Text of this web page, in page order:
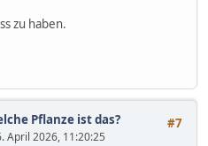
zu haben.
#7
Pflanze ist das?
April 2026, 11:20:25